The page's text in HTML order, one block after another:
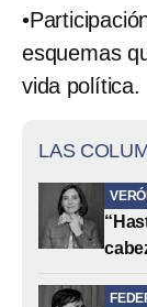
esquemas
vida política.​
LAS